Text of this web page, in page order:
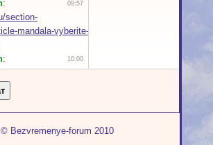
© Bezvremenye-forum 2010